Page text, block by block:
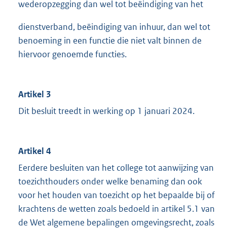
wederopzegging dan wel tot beëindiging van het
dienstverband, beëindiging van inhuur, dan wel tot
benoeming in een functie die niet valt binnen de
hiervoor genoemde functies.
Artikel 3
Dit besluit treedt in werking op 1 januari 2024.
Artikel 4
Eerdere besluiten van het college tot aanwijzing van
toezichthouders onder welke benaming dan ook
voor het houden van toezicht op het bepaalde bij of
krachtens de wetten zoals bedoeld in artikel 5.1 van
de Wet algemene bepalingen omgevingsrecht, zoals